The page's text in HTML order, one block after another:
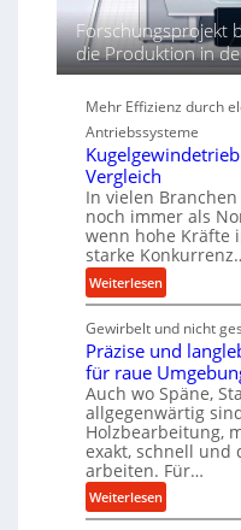
d
i
e
e
r
f
o
r
m
a
n
c
b
e
i
m
D
r
ü
c
k
Forschungsprojekt
die Produktion in
Mehr Effizienz durch
Antriebssysteme
Vergleich
In vielen
noch immer als
wenn hohe Kräfte
starke
Weiterlesen:
K
u
g
e
l
g
e
w
i
n
Gewirbelt und nicht
Präzise und
für raue
Auch wo Späne,
allgegenwärtig
Holzbearbeitung,
exakt, schnell und
arbeiten. Für…
Weiterlesen:
P